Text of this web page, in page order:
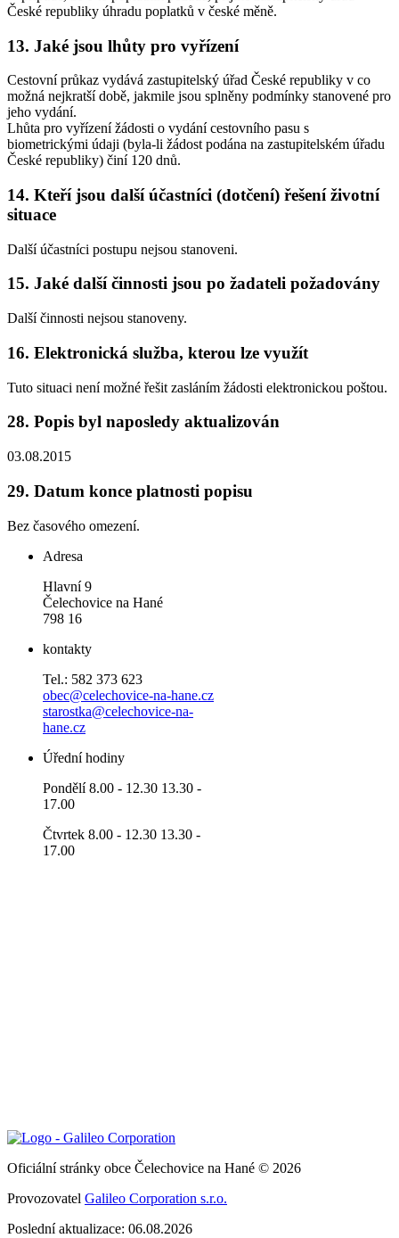
České republiky úhradu poplatků v české měně.
13. Jaké jsou lhůty pro vyřízení
Cestovní průkaz vydává zastupitelský úřad České republiky v co
možná nejkratší době, jakmile jsou splněny podmínky stanovené pro
jeho vydání.
Lhůta pro vyřízení žádosti o vydání cestovního pasu s
biometrickými údaji (byla-li žádost podána na zastupitelském úřadu
České republiky) činí 120 dnů.
14. Kteří jsou další účastníci (dotčení) řešení životní
situace
Další účastníci postupu nejsou stanoveni.
15. Jaké další činnosti jsou po žadateli požadovány
Další činnosti nejsou stanoveny.
16. Elektronická služba, kterou lze využít
Tuto situaci není možné řešit zasláním žádosti elektronickou poštou.
28. Popis byl naposledy aktualizován
03.08.2015
29. Datum konce platnosti popisu
Bez časového omezení.
Adresa
Hlavní 9
Čelechovice na Hané
798 16
kontakty
Tel.: 582 373 623
obec@celechovice-na-hane.cz
starostka@celechovice-na-
hane.cz
Úřední hodiny
Pondělí 8.00 - 12.30 13.30 -
17.00
Čtvrtek 8.00 - 12.30 13.30 -
17.00
Oficiální stránky obce Čelechovice na Hané © 2026
Provozovatel Galileo Corporation s.r.o.
Poslední aktualizace: 06.08.2026